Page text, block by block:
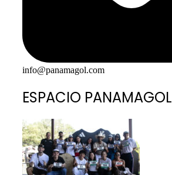
info@panamagol.com
ESPACIO PANAMAGOL